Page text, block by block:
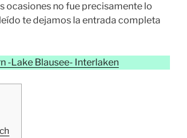
ocasiones no fue precisamente lo
te dejamos la entrada completa
-Lake Blausee- Interlaken